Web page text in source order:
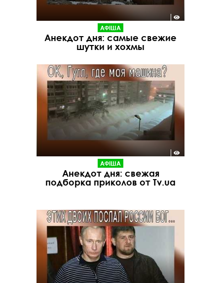
АФІША
Анекдот дня: самые свежие
шутки и хохмы
АФІША
Анекдот дня: свежая
подборка приколов от Tv.ua